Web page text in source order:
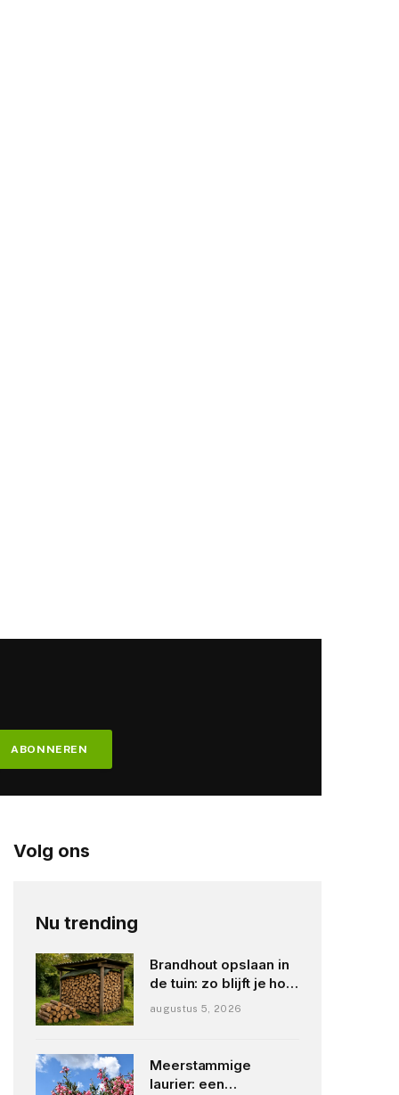
Volg ons
Nu trending
Brandhout opslaan in
de tuin: zo blijft je hout
droog en stookklaar
augustus 5, 2026
Meerstammige
laurier: een